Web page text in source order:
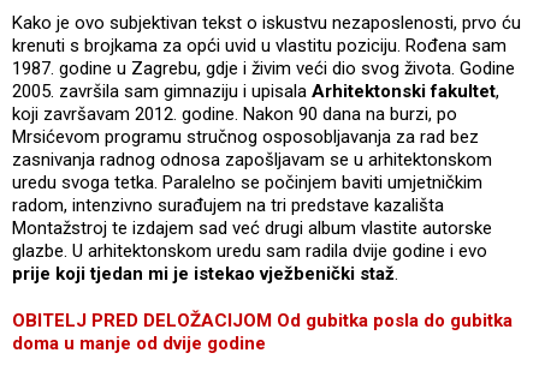
Kako je ovo subjektivan tekst o iskustvu nezaposlenosti, prvo ću
krenuti s brojkama za opći uvid u vlastitu poziciju. Rođena sam
1987. godine u Zagrebu, gdje i živim veći dio svog života. Godine
2005. završila sam gimnaziju i upisala Arhitektonski fakultet,
koji završavam 2012. godine. Nakon 90 dana na burzi, po
Mrsićevom programu stručnog osposobljavanja za rad bez
zasnivanja radnog odnosa zapošljavam se u arhitektonskom
uredu svoga tetka. Paralelno se počinjem baviti umjetničkim
radom, intenzivno surađujem na tri predstave kazališta
Montažstroj te izdajem sad već drugi album vlastite autorske
glazbe. U arhitektonskom uredu sam radila dvije godine i evo
prije koji tjedan mi je istekao vježbenički staž.
OBITELJ PRED DELOŽACIJOM Od gubitka posla do gubitka
doma u manje od dvije godine